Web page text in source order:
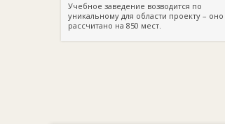
Учебное заведение возводится по
уникальному для области проекту – оно
рассчитано на 850 мест.